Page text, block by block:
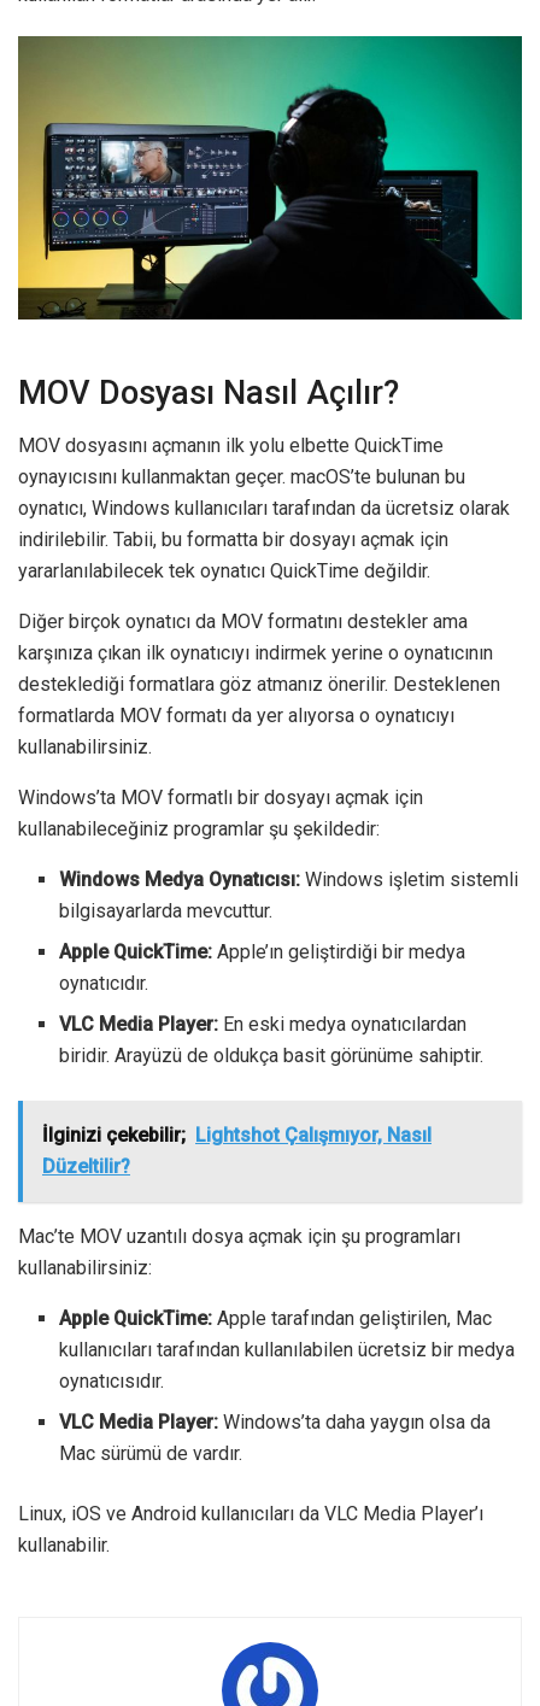
MOV Dosyası Nasıl Açılır?
MOV dosyasını açmanın ilk yolu elbette QuickTime
oynayıcısını kullanmaktan geçer. macOS’te bulunan bu
oynatıcı, Windows kullanıcıları tarafından da ücretsiz olarak
indirilebilir. Tabii, bu formatta bir dosyayı açmak için
yararlanılabilecek tek oynatıcı QuickTime değildir.
Diğer birçok oynatıcı da MOV formatını destekler ama
karşınıza çıkan ilk oynatıcıyı indirmek yerine o oynatıcının
desteklediği formatlara göz atmanız önerilir. Desteklenen
formatlarda MOV formatı da yer alıyorsa o oynatıcıyı
kullanabilirsiniz.
Windows’ta MOV formatlı bir dosyayı açmak için
kullanabileceğiniz programlar şu şekildedir:
Windows Medya Oynatıcısı: Windows işletim sistemli
bilgisayarlarda mevcuttur.
Apple QuickTime: Apple’ın geliştirdiği bir medya
oynatıcıdır.
VLC Media Player: En eski medya oynatıcılardan
biridir. Arayüzü de oldukça basit görünüme sahiptir.
İlginizi çekebilir; Lightshot Çalışmıyor, Nasıl
Düzeltilir?
Mac’te MOV uzantılı dosya açmak için şu programları
kullanabilirsiniz:
Apple QuickTime:Apple tarafından geliştirilen, Mac
kullanıcıları tarafından kullanılabilen ücretsiz bir medya
oynatıcısıdır.
VLC Media Player: Windows’ta daha yaygın olsa da
Mac sürümü de vardır.
Linux, iOS ve Android kullanıcıları da VLC Media Player’ı
kullanabilir.